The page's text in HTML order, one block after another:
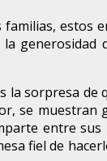
estos
sorpresa
se
entre
fiel de